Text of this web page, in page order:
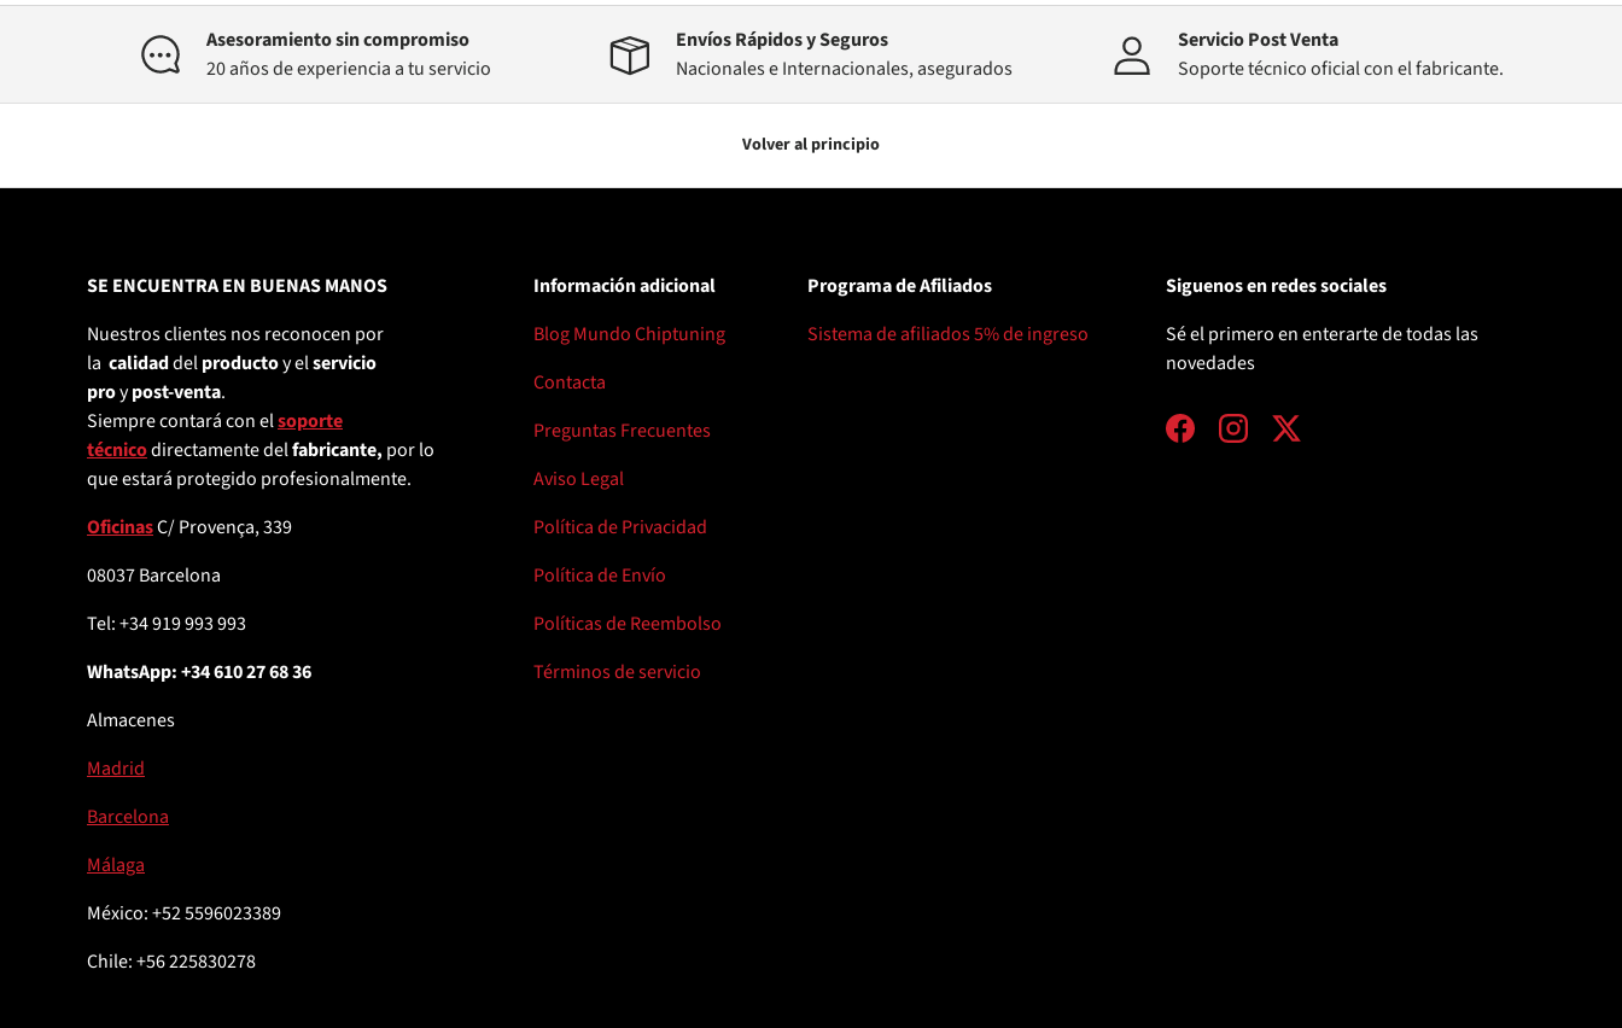
Asesoramiento sin compromiso
20 años de experiencia a tu servicio
Envíos Rápidos y Seguros
Nacionales e Internacionales, asegurados
Servicio Post Venta
Soporte técnico oficial con el fabricante.
Volver al principio
SE ENCUENTRA EN BUENAS MANOS
Nuestros clientes nos reconocen por
la calidaddelproductoy elservicio
proypost-venta.
Siempre contará con elsoporte
técnicodirectamente delfabricante, por lo
que estará protegido profesionalmente.
OficinasC/ Provença, 339
08037 Barcelona
Tel: +34 919 993 993
WhatsApp: +34 610 27 68 36
Almacenes
Madrid
Barcelona
Málaga
México: +52 5596023389
Chile: +56 225830278
Información adicional
Blog Mundo Chiptuning
Contacta
Preguntas Frecuentes
Aviso Legal
Política de Privacidad
Política de Envío
Políticas de Reembolso
Términos de servicio
Programa de Afiliados
Sistema de afiliados 5% de ingreso
Siguenos en redes sociales
Sé el primero en enterarte de todas las
novedades
FacebookInstagramTwitter